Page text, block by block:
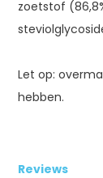
zoetstof
Let op:
hebben.
Reviews